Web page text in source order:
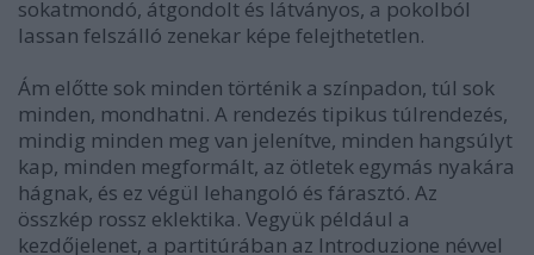
sokatmondó, átgondolt és látványos, a pokolból
lassan felszálló zenekar képe felejthetetlen.
Ám előtte sok minden történik a színpadon, túl sok
minden, mondhatni. A rendezés tipikus túlrendezés,
mindig minden meg van jelenítve, minden hangsúlyt
kap, minden megformált, az ötletek egymás nyakára
hágnak, és ez végül lehangoló és fárasztó. Az
összkép rossz eklektika. Vegyük például a
kezdőjelenet, a partitúrában az Introduzione névvel